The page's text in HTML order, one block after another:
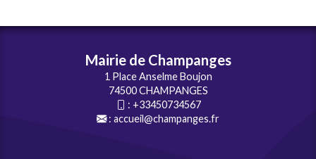
Mairie de Champanges
1 Place Anselme Boujon
74500 CHAMPANGES
: +33450734567
: accueil@champanges.fr